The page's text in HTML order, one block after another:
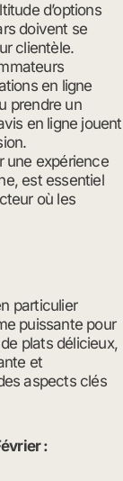
d’options
doivent se
clientèle.
en ligne
prendre un
en ligne jouent
une expérience
est essentiel
où les
particulier
puissante pour
plats délicieux,
et
aspects clés
: